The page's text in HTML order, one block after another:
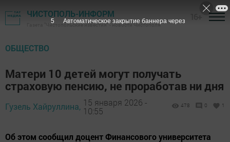
ЧИСТОПОЛЬ-ИНФОРМ
Газета "Чистопольские известия" - новости Чистополя
ОБЩЕСТВО
Матери 10 детей могут получать
страховую пенсию, не проработав ни дня
Гузель Хайруллина, 15 января 2026 -
10:55
478 0 1
Об этом сообщил доцент Финансового университета
3 Автоматическое закрытие баннера через